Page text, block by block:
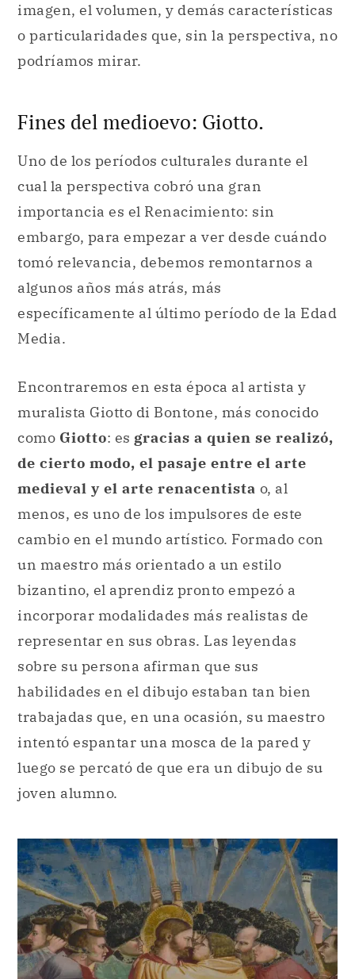
imagen, el volumen, y demás características
o particularidades que, sin la perspectiva, no
podríamos mirar.
Fines del medioevo: Giotto.
Uno de los períodos culturales durante el
cual la perspectiva cobró una gran
importancia es el Renacimiento: sin
embargo, para empezar a ver desde cuándo
tomó relevancia, debemos remontarnos a
algunos años más atrás, más
específicamente al último período de la Edad
Media.
Encontraremos en esta época al artista y
muralista Giotto di Bontone, más conocido
como Giotto: es gracias a quien se realizó,
de cierto modo, el pasaje entre el arte
medieval y el arte renacentista o, al
menos, es uno de los impulsores de este
cambio en el mundo artístico. Formado con
un maestro más orientado a un estilo
bizantino, el aprendiz pronto empezó a
incorporar modalidades más realistas de
representar en sus obras. Las leyendas
sobre su persona afirman que sus
habilidades en el dibujo estaban tan bien
trabajadas que, en una ocasión, su maestro
intentó espantar una mosca de la pared y
luego se percató de que era un dibujo de su
joven alumno.